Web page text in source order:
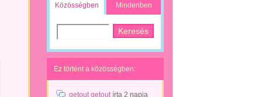
Közösségben Mindenben
Ez történt a közösségben:
getout getoutírta 2 napja